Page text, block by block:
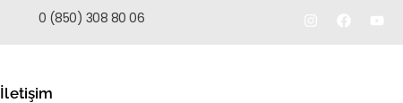
0 (850) 308 80 06
İletişim